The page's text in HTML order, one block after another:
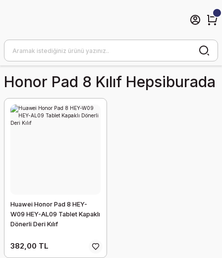
Honor Pad 8 Kılıf Hepsiburada
Huawei Honor Pad 8 HEY-
W09 HEY-AL09 Tablet Kapaklı
Dönerli Deri Kılıf
382,00 TL